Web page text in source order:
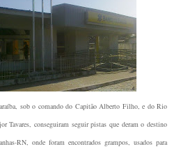
sob o comando do Capitão Alberto Filho, e do Rio
Tavares, conseguiram seguir pistas que deram o destino
RN, onde foram encontrados grampos, usados para